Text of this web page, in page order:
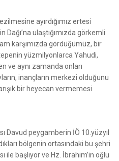
ayırdığımız ertesi
ulaştığımızda görkemli
karşımızda gördüğümüz, bir
yüzmilyonlarca Yahudi,
ve aynı zamanda onları
inançların merkezi olduğunu
bir heyecan vermemesi
Davud peygamberin İÖ 10.yüzyıl
bölgenin ortasındaki bu şehri
ile başlıyor ve Hz. İbrahim’in oğlu